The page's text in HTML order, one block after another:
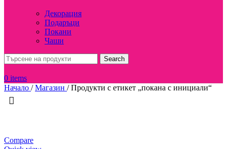
Декорация
Подаръци
Покани
Чаши
Search
0 items
Начало / Магазин / Продукти с етикет „покана с инициали“
Compare